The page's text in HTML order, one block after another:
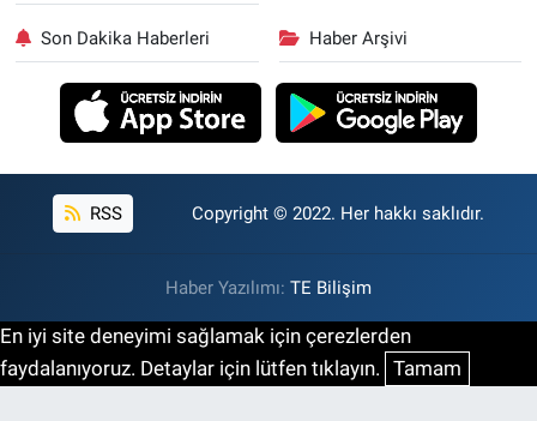
Son Dakika Haberleri Haber Arşivi
RSS Copyright © 2022. Her hakkı saklıdır.
Haber Yazılımı: TE Bilişim
En iyi site deneyimi sağlamak için çerezlerden
faydalanıyoruz. Detaylar için lütfen tıklayın. Tamam